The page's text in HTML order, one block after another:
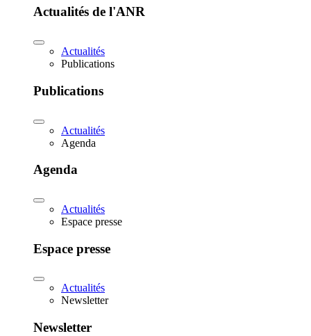
Actualités de l'ANR
Actualités
Publications
Publications
Actualités
Agenda
Agenda
Actualités
Espace presse
Espace presse
Actualités
Newsletter
Newsletter